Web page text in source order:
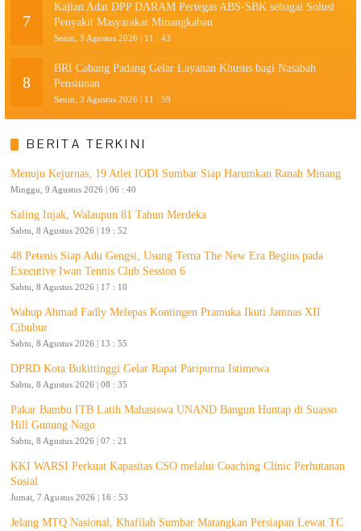
7
Kajian Adat DPP DARAM Pertegas ABS-SBK sebagai Solusi
Penyakit Masyarakat Minangkabau
Senin, 3 Agustus 2026 | 11 : 43
8
BRI Cabang Padang Gelar Layanan Khusus bagi Nasabah
Pensiunan
Senin, 3 Agustus 2026 | 11 : 59
BERITA TERKINI
Menuju Kejurnas, 19 Atlet IODI Sumbar Siap Harumkan Ranah Minang
Minggu, 9 Agustus 2026 | 06 : 40
Saling Injak, Walaupun 81 Tahun Merdeka
Sabtu, 8 Agustus 2026 | 19 : 52
48 Petenis Siap Adu Gengsi, Usung Tema The New Era Begins pada
Executive Iwan Tennis Club Session 6
Sabtu, 8 Agustus 2026 | 17 : 10
Wabup Ahmad Fadly Melepas Kontingen Pramuka Ikuti Jamnas XII
Cibubur
Sabtu, 8 Agustus 2026 | 13 : 55
DPRD Kota Bukittinggi Gelar Rapat Paripurna Istimewa
Sabtu, 8 Agustus 2026 | 08 : 35
Pakar Bambu ITB Latih Mahasiswa UNAND Bangun Huntap di Suasso
Hill Gunung Nago
Sabtu, 8 Agustus 2026 | 07 : 21
KKI WARSI Perkuat Kapasitas CSO melalui Coaching Clinic Perhutanan
Sosial
Jumat, 7 Agustus 2026 | 16 : 53
Jelang MTQ Nasional, Khafilah Sumbar Matangkan Persiapan Lewat TC